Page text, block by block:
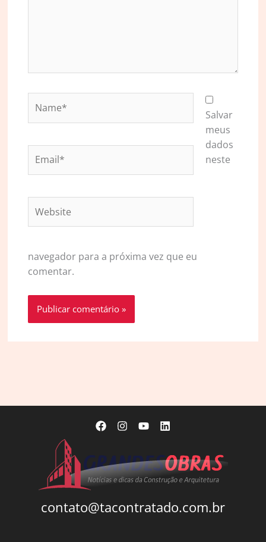
Salvar
meus
dados
neste
navegador para a próxima vez que eu
comentar.
contato@tacontratado.com.br